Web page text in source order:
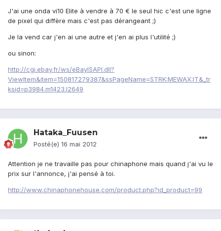
J'ai une onda vi10 Elite à vendre à 70 € le seul hic c'est une ligne
de pixel qui diffère mais c'est pas dérangeant ;)
Je la vend car j'en ai une autre et j'en ai plus l'utilité ;)
ou sinon:
http://cgi.ebay.fr/ws/eBayISAPI.dll?
ViewItem&item=150817279387&ssPageName=STRK:MEWAX:IT&_tr
ksid=p3984.m1423.l2649
Hataka_Fuusen
Posté(e) 16 mai 2012
Attention je ne travaille pas pour chinaphone mais quand j'ai vu le
prix sur l'annonce, j'ai pensé à toi.
http://www.chinaphonehouse.com/product.php?id_product=99